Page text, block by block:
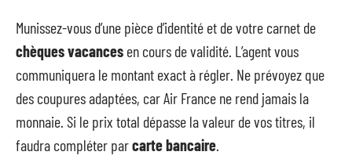
Munissez-vous d’une pièce d’identité et de votre carnet de
chèques vacances en cours de validité. L’agent vous
communiquera le montant exact à régler. Ne prévoyez que
des coupures adaptées, car Air France ne rend jamais la
monnaie. Si le prix total dépasse la valeur de vos titres, il
faudra compléter parcarte bancaire.